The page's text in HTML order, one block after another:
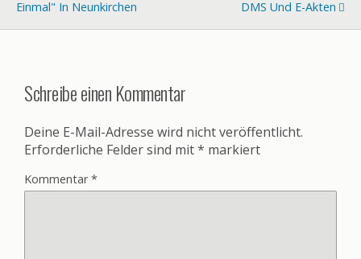
Einmal" In Neunkirchen
DMS Und E-Akten
Schreibe einen Kommentar
Deine E-Mail-Adresse wird nicht veröffentlicht.
Erforderliche Felder sind mit* markiert
Kommentar*